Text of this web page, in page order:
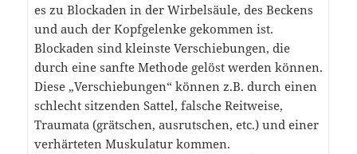
es zu Blockaden in der Wirbelsäule, des Beckens
und auch der Kopfgelenke gekommen ist.
Blockaden sind kleinste Verschiebungen, die
durch eine sanfte Methode gelöst werden können.
Diese „Verschiebungen“ können z.B. durch einen
schlecht sitzenden Sattel, falsche Reitweise,
Traumata (grätschen, ausrutschen, etc.) und einer
verhärteten Muskulatur kommen.